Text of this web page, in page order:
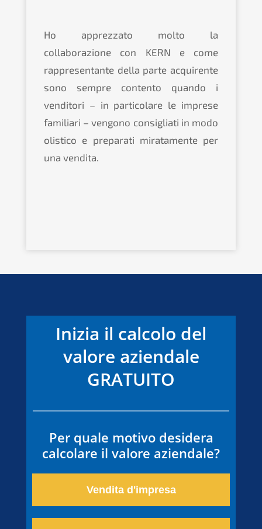
Ho apprezzato molto la
collaborazione con KERN e come
rappresentante della parte acquirente
sono sempre contento quando i
venditori – in particolare le imprese
familiari – vengono consigliati in modo
olistico e preparati miratamente per
una vendita.
Inizia il calcolo del
valore aziendale
GRATUITO
Per quale motivo desidera
calcolare il valore aziendale?
Vendita d'impresa